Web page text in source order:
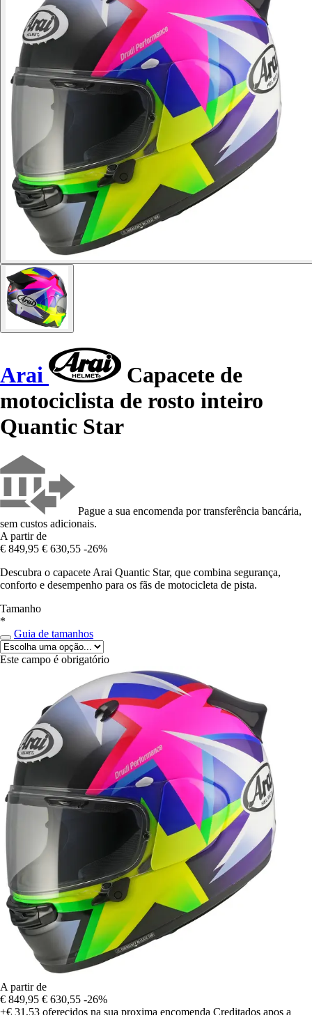
Arai
Capacete de
motociclista de rosto inteiro
Quantic Star
Pague a sua encomenda por transferência bancária,
sem custos adicionais.
A partir de
€ 849,95 € 630,55 -26%
Descubra o capacete Arai Quantic Star, que combina segurança,
conforto e desempenho para os fãs de motocicleta de pista.
Tamanho
*
Guia de tamanhos
Este campo é obrigatório
A partir de
€ 849,95 € 630,55 -26%
+€ 31,53 oferecidos na sua proxima encomenda Creditados apos a